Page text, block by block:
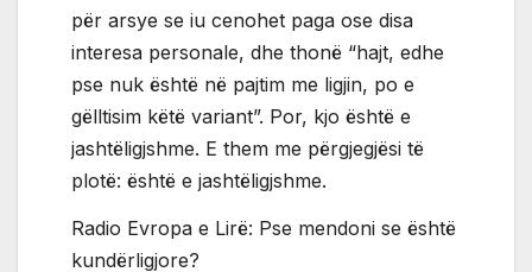
për arsye se iu cenohet paga ose disa
interesa personale, dhe thonë “hajt, edhe
pse nuk është në pajtim me ligjin, po e
gëlltisim këtë variant”. Por, kjo është e
jashtëligjshme. E them me përgjegjësi të
plotë: është e jashtëligjshme.
Radio Evropa e Lirë: Pse mendoni se është
kundërligjore?